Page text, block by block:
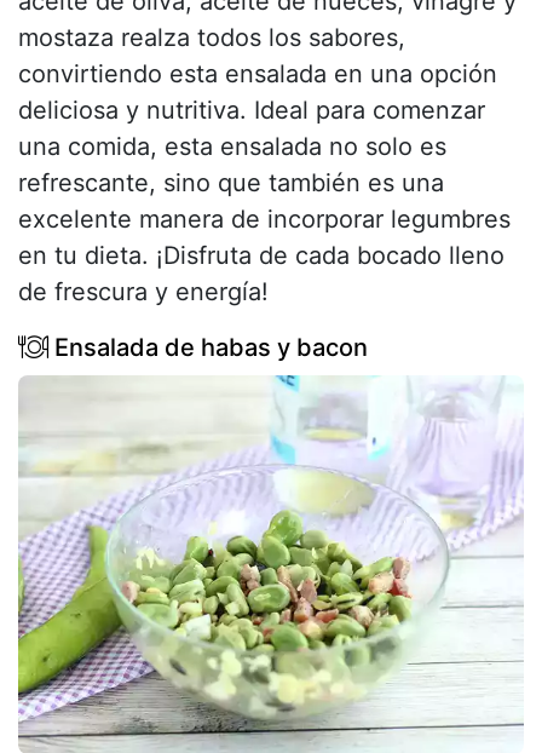
mostaza realza todos los sabores,
convirtiendo esta ensalada en una opción
deliciosa y nutritiva. Ideal para comenzar
una comida, esta ensalada no solo es
refrescante, sino que también es una
excelente manera de incorporar legumbres
en tu dieta. ¡Disfruta de cada bocado lleno
de frescura y energía!
Ensalada de habas y bacon